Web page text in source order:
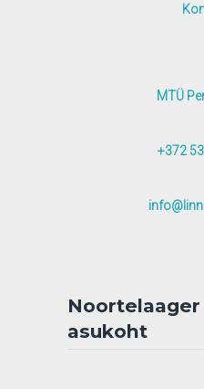
MTÜ
+372
asukoht